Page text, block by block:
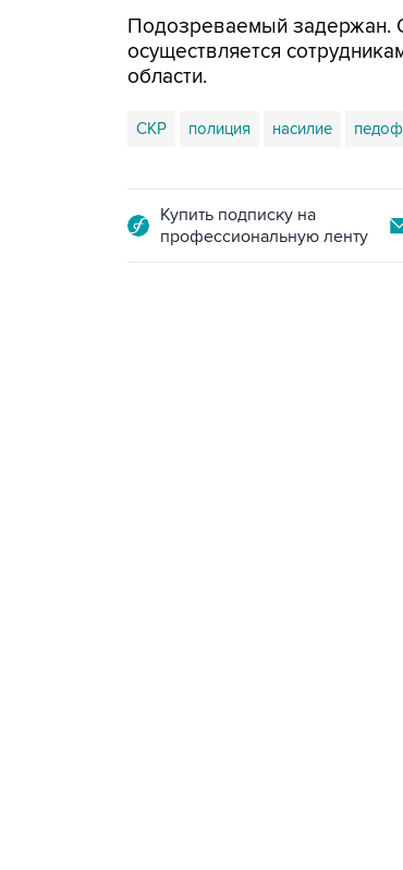
Подозреваемый задержан.
осуществляется
области.
СКР полиция насилие
Купить подписку на
профессиональную ленту